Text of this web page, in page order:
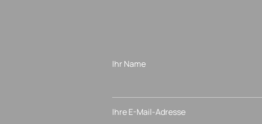
Ihr Name
Ihre E-Mail-Adresse